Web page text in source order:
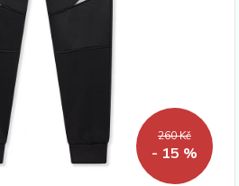
260 Kč
- 15 %